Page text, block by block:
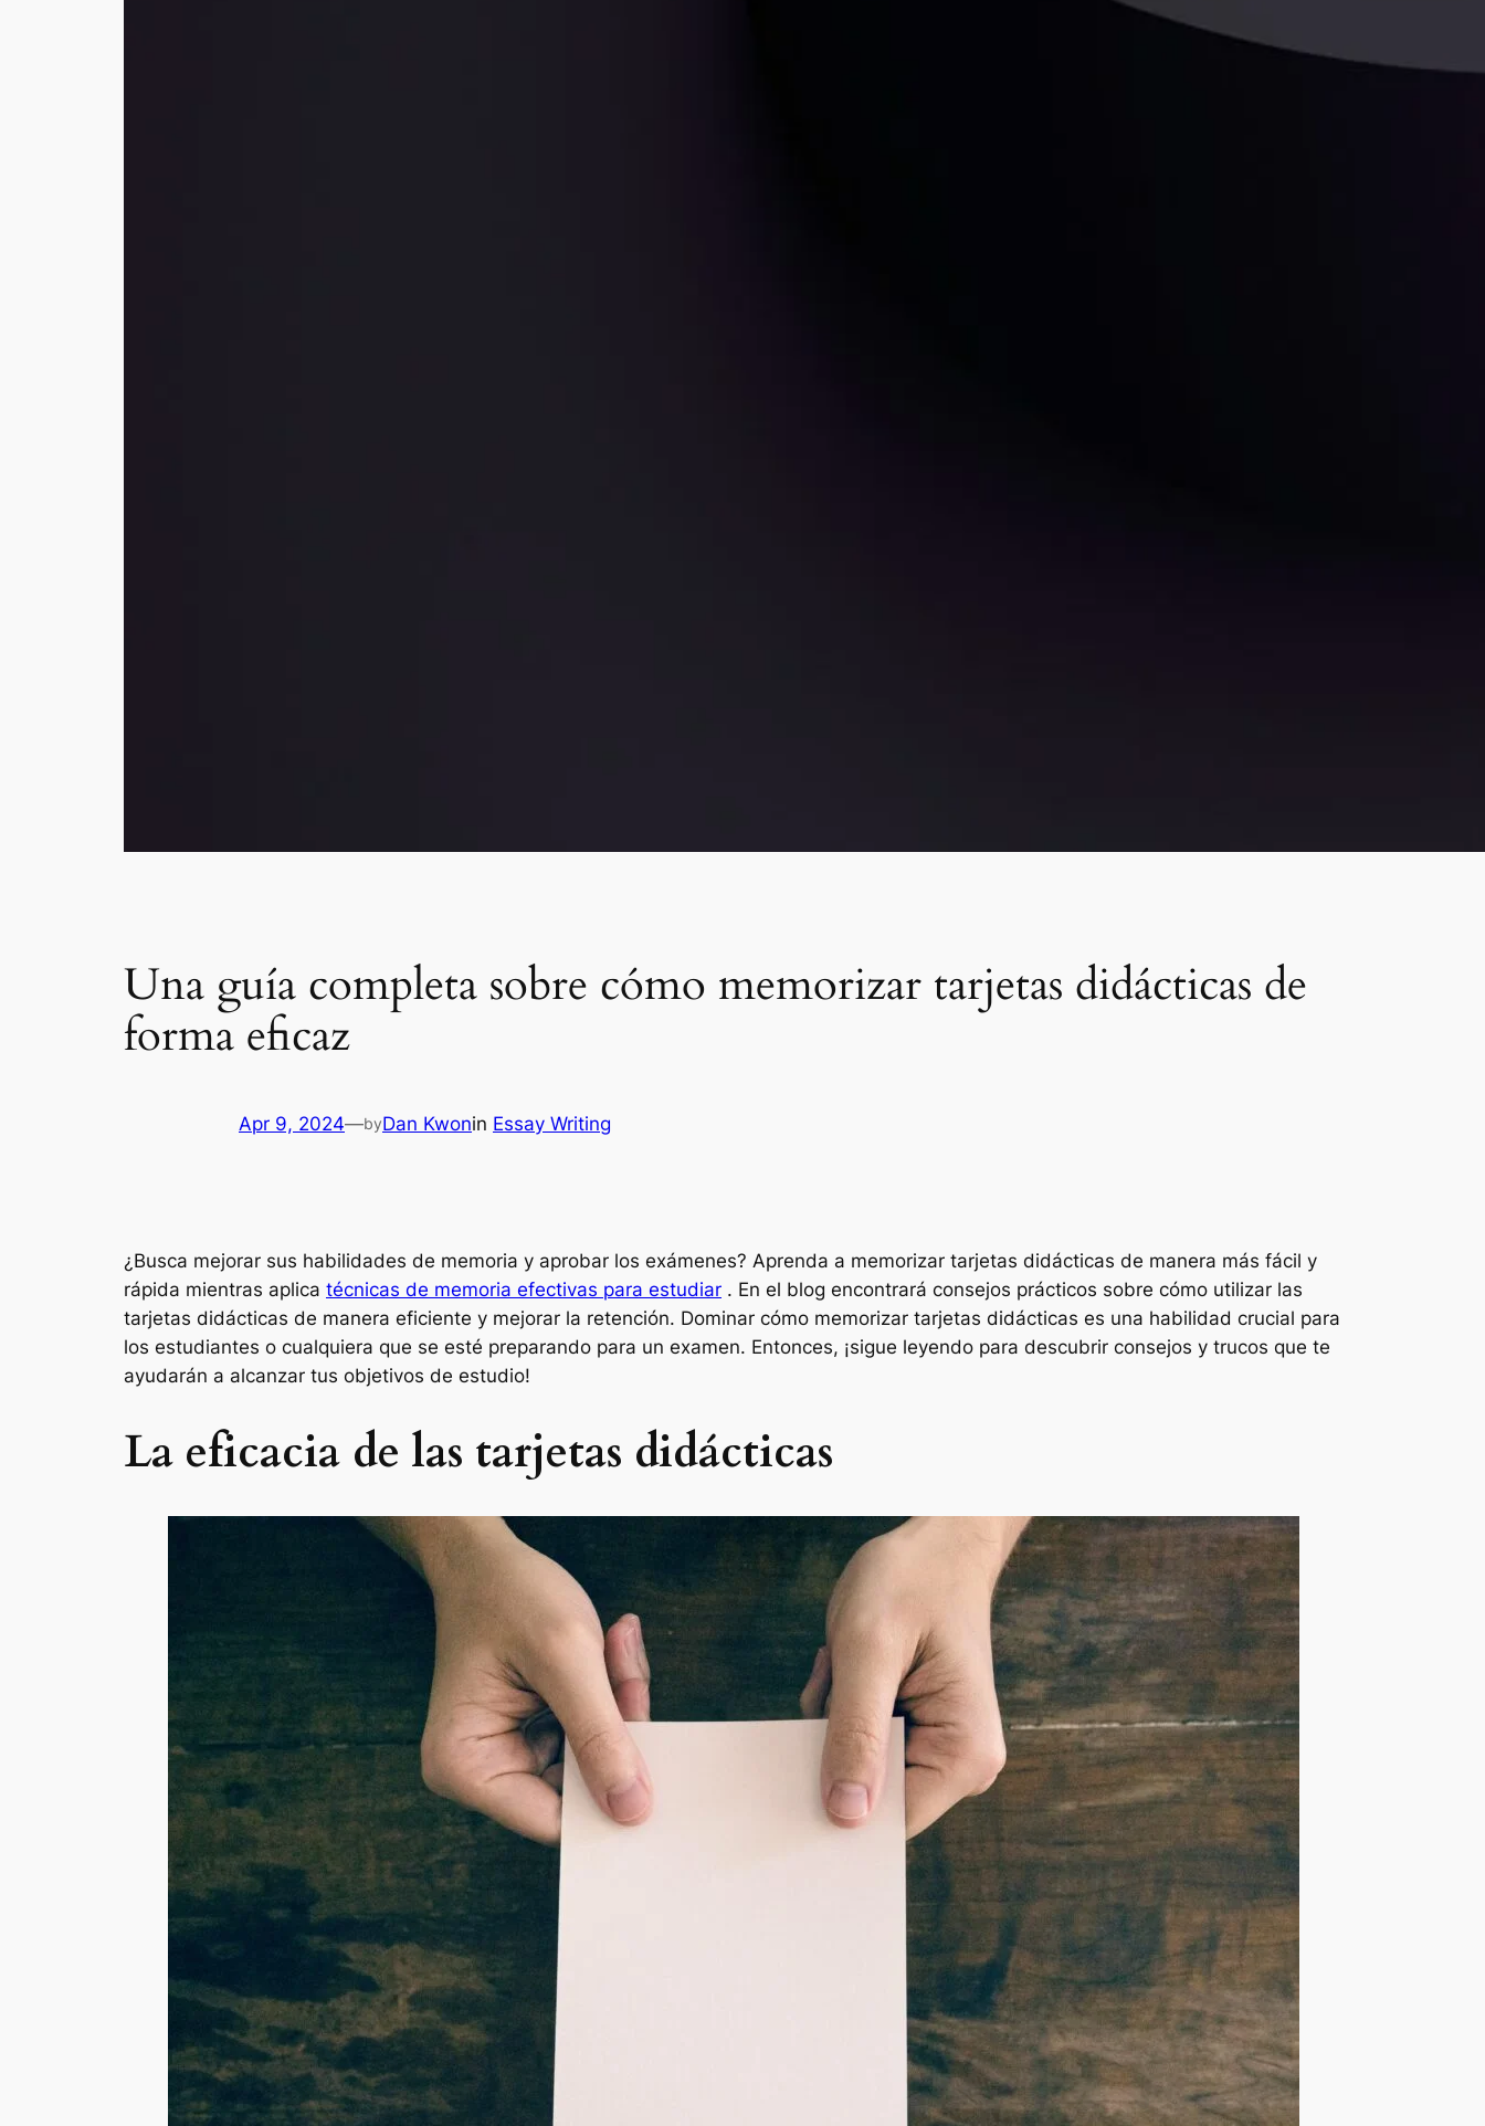
Una guía completa sobre cómo memorizar tarjetas didácticas de
forma eficaz
Apr 9, 2024—byDan Kwonin Essay Writing
¿Busca mejorar sus habilidades de memoria y aprobar los exámenes? Aprenda a memorizar tarjetas didácticas de manera más fácil y
rápida mientras aplica técnicas de memoria efectivas para estudiar . En el blog encontrará consejos prácticos sobre cómo utilizar las
tarjetas didácticas de manera eficiente y mejorar la retención. Dominar cómo memorizar tarjetas didácticas es una habilidad crucial para
los estudiantes o cualquiera que se esté preparando para un examen. Entonces, ¡sigue leyendo para descubrir consejos y trucos que te
ayudarán a alcanzar tus objetivos de estudio!
La eficacia de las tarjetas didácticas